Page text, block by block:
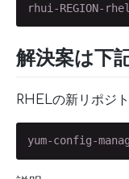
rhui-REGION-
解決案は下
RHELの新リポジ
yum-config-